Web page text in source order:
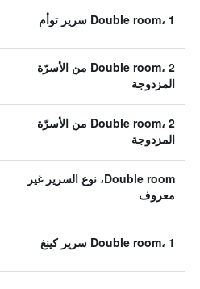
Double room، 1 سرير توأم
Double room، 2 من الأسرّة
المزدوجة
Double room، 2 من الأسرّة
المزدوجة
Double room، نوع السرير غير
معروف
Double room، 1 سرير كينغ